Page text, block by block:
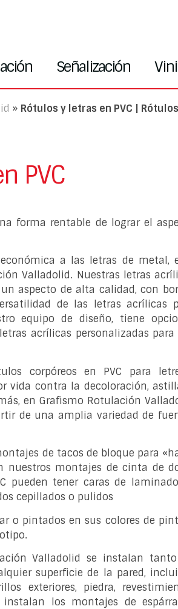
Señalización
» Rótulos y letras en PVC |
PVC
forma rentable de lograr el
a las letras de metal,
Valladolid. Nuestras letras
aspecto de alta calidad, con
de las letras acrílicas
equipo de diseño, tiene
acrílicas personalizadas para
corpóreos en PVC para
vida contra la decoloración,
en Grafismo Rotulación
de una amplia variedad de
de tacos de bloque para
nuestros montajes de cinta de
pueden tener caras de
cepillados o pulidos
o pintados en sus colores de
Valladolid se instalan
superficie de la pared,
exteriores, piedra,
los montajes de